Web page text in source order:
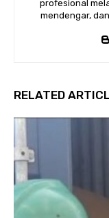
profesional
mendengar,
RELATED